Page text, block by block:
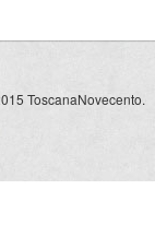
ToscanaNovecento.